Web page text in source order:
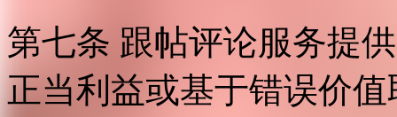
第七条 跟帖评论服务提
正当利益或基于错误价